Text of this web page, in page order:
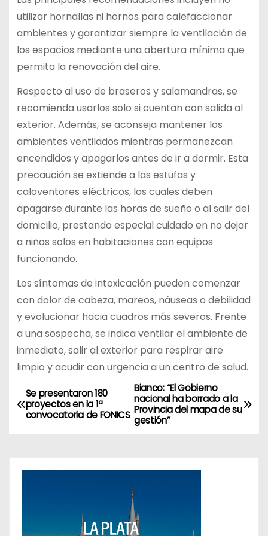
utilizar hornallas ni hornos para calefaccionar
ambientes y garantizar siempre la ventilación de
los espacios mediante una abertura mínima que
permita la renovación del aire.
Respecto al uso de braseros y salamandras, se
recomienda usarlos solo si cuentan con salida al
exterior. Además, se aconseja mantener los
ambientes ventilados mientras permanezcan
encendidos y apagarlos antes de ir a dormir. Esta
precaución se extiende a las estufas y
caloventores eléctricos, los cuales deben
apagarse durante las horas de sueño o al salir del
domicilio, prestando especial cuidado en no dejar
a niños solos en habitaciones con equipos
funcionando.
Los síntomas de intoxicación pueden comenzar
con dolor de cabeza, mareos, náuseas o debilidad
y evolucionar hacia cuadros más severos. Frente
a una sospecha, se indica ventilar el ambiente de
inmediato, salir al exterior para respirar aire
limpio y acudir con urgencia a un centro de salud.
N
a
e
Bianco: “El Gobierno
nacional ha borrado a la
Provincia del mapa de su
gestión”
Se presentaron 180
proyectos en la 1ª
convocatoria de FONICS